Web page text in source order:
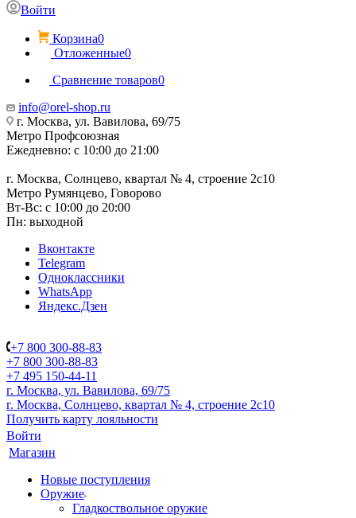
Войти
Корзина0
Отложенные0
Сравнение товаров0
info@orel-shop.ru
г. Москва, ул. Вавилова, 69/75
Метро Профсоюзная
Ежедневно: с 10:00 до 21:00
г. Москва, Солнцево, квартал № 4, строение 2с10
Метро Румянцево, Говорово
Вт-Вс: с 10:00 до 20:00
Пн: выходной
Вконтакте
Telegram
Одноклассники
WhatsApp
Яндекс.Дзен
+7 800 300-88-83
+7 800 300-88-83
+7 495 150-44-11
г. Москва, ул. Вавилова, 69/75
г. Москва, Солнцево, квартал № 4, строение 2с10
Получить карту лояльности
Войти
Магазин
Новые поступления
Оружие
Гладкоствольное оружие